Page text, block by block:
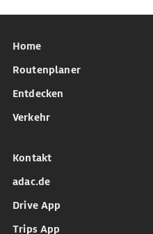
Home
Routenplaner
Entdecken
Verkehr
Kontakt
adac.de
Drive App
Trips App